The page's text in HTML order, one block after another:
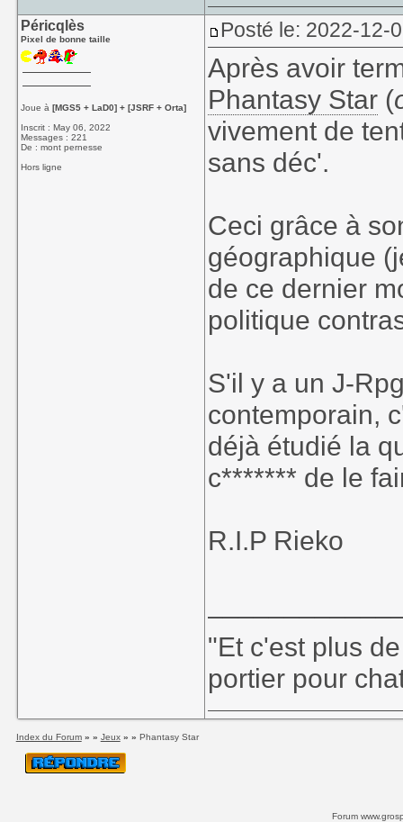
Péricqlès
Pixel de bonne taille
Joue à[MGS5 + LaD0] + [JSRF + Orta]
Inscrit : May 06, 2022
Messages : 221
De : mont pernesse
Hors ligne
Posté le: 2022-12-
Après avoir
Phantasy Star (
vivement de
sans déc'.
Ceci grâce à
géographique
de ce dernier
politique
S'il y a un J-
contemporain,
déjà étudié la
c******* de le
R.I.P Rieko
"Et c'est plus
portier pour
Index du Forum» » Jeux» » Phantasy Star
Forum